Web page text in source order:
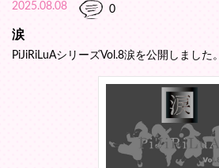
2025.08.08 0
涙
PiJiRiLuAシリーズVol.8涙を公開しました。